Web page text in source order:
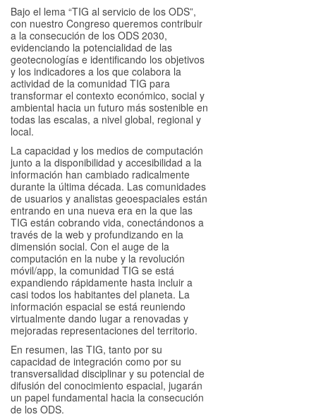
Bajo el lema “TIG al servicio de los ODS”,
con nuestro Congreso queremos contribuir
a la consecución de los ODS 2030,
evidenciando la potencialidad de las
geotecnologías e identificando los objetivos
y los indicadores a los que colabora la
actividad de la comunidad TIG para
transformar el contexto económico, social y
ambiental hacia un futuro más sostenible en
todas las escalas, a nivel global, regional y
local.
La capacidad y los medios de computación
junto a la disponibilidad y accesibilidad a la
información han cambiado radicalmente
durante la última década. Las comunidades
de usuarios y analistas geoespaciales están
entrando en una nueva era en la que las
TIG están cobrando vida, conectándonos a
través de la web y profundizando en la
dimensión social. Con el auge de la
computación en la nube y la revolución
móvil/app, la comunidad TIG se está
expandiendo rápidamente hasta incluir a
casi todos los habitantes del planeta. La
información espacial se está reuniendo
virtualmente dando lugar a renovadas y
mejoradas representaciones del territorio.
En resumen, las TIG, tanto por su
capacidad de integración como por su
transversalidad disciplinar y su potencial de
difusión del conocimiento espacial, jugarán
un papel fundamental hacia la consecución
de los ODS.